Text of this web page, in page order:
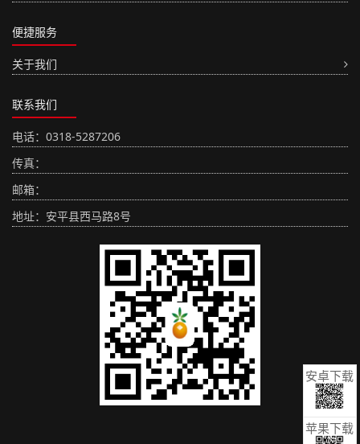
便捷服务
关于我们
联系我们
电话：0318-5287206
传真：
邮箱：
地址：安平县西马路8号
安卓下载
苹果下载